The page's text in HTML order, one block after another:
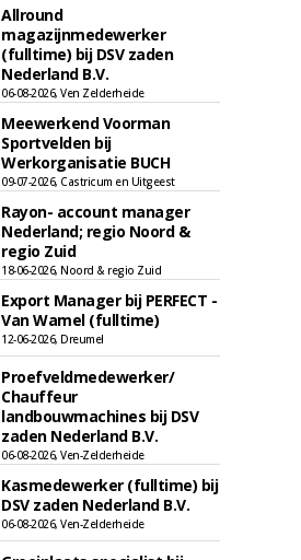
Allround
magazijnmedewerker
(fulltime) bij DSV zaden
Nederland B.V.
06-08-2026, Ven Zelderheide
Meewerkend Voorman
Sportvelden bij
Werkorganisatie BUCH
09-07-2026, Castricum en Uitgeest
Rayon- account manager
Nederland; regio Noord &
regio Zuid
18-06-2026, Noord & regio Zuid
Export Manager bij PERFECT -
Van Wamel (fulltime)
12-06-2026, Dreumel
Proefveldmedewerker/
Chauffeur
landbouwmachines bij DSV
zaden Nederland B.V.
06-08-2026, Ven-Zelderheide
Kasmedewerker (fulltime) bij
DSV zaden Nederland B.V.
06-08-2026, Ven-Zelderheide